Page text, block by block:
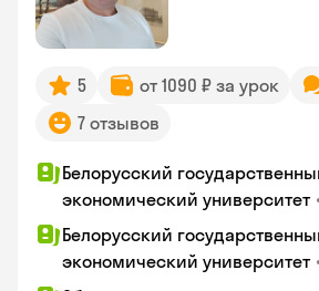
5 от 1090 ₽ за урок
7 отзывов
Белорусский
экономический университет
Белорусский
экономический университет